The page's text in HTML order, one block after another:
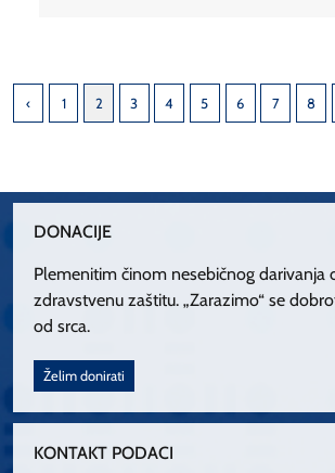
1 2 3 4 5 6 7 8
DONACIJE
Plemenitim činom nesebičnog darivanja
zdravstvenu zaštitu. „Zarazimo“ se
od srca.
Želim donirati
KONTAKT PODACI